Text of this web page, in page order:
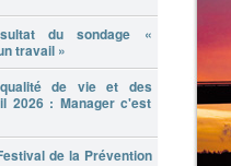
du sondage «
travail »
de vie et des
2026 : Manager c'est
de la Prévention